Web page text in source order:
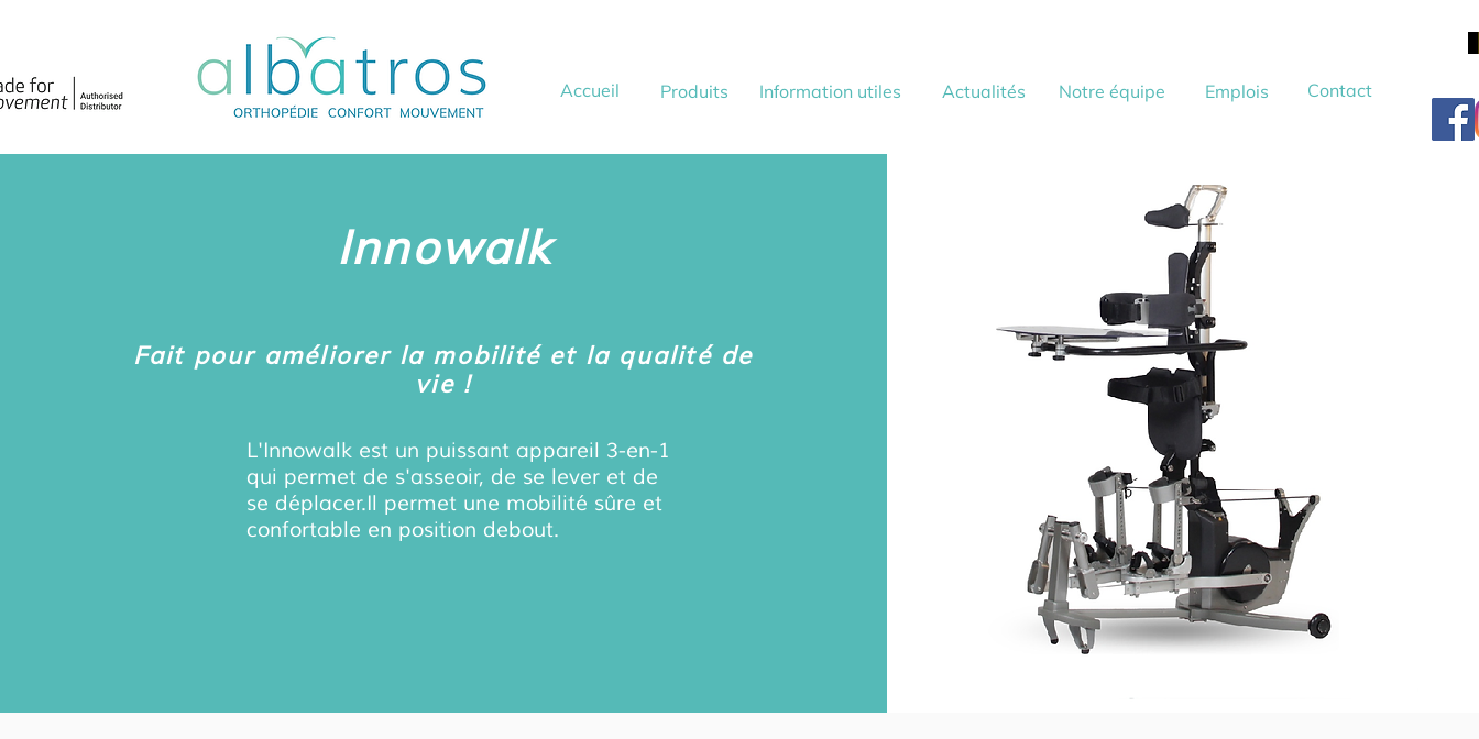
Accueil Produits Information utiles Actualités Notre équipe Emplois Contact
Innowalk
Fait pour améliorer la mobilité et la qualité de
vie !
L'Innowalk est un puissant appareil 3-en-1
qui permet de s'asseoir, de se lever et de
se déplacer.Il permet une mobilité sûre et
confortable en position debout.